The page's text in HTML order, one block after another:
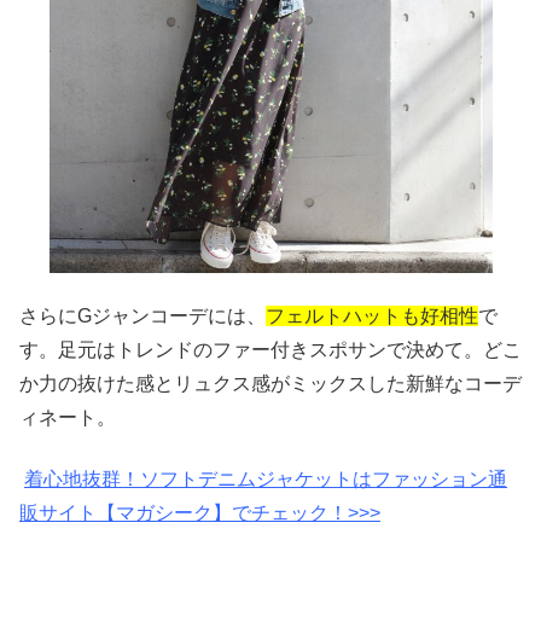
さらにGジャンコーデには、 フェルトハットも好相性で
す。足元はトレンドのファー付きスポサンで決めて。どこ
か力の抜けた感とリュクス感がミックスした新鮮なコーデ
ィネート。
着心地抜群！ソフトデニムジャケット はファッション通
販サイト【マガシーク】でチェック！>>>